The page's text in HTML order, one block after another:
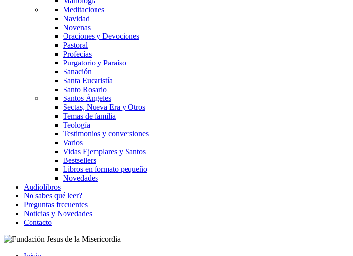
Meditaciones
Navidad
Novenas
Oraciones y Devociones
Pastoral
Profecías
Purgatorio y Paraíso
Sanación
Santa Eucaristía
Santo Rosario
Santos Ángeles
Sectas, Nueva Era y Otros
Temas de familia
Teología
Testimonios y conversiones
Varios
Vidas Ejemplares y Santos
Bestsellers
Libros en formato pequeño
Novedades
Audiolibros
No sabes qué leer?
Preguntas frecuentes
Noticias y Novedades
Contacto